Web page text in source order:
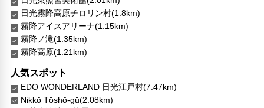
日光霧降高原チロリン村(1.8km)
霧降アイスアリーナ(1.15km)
霧降ノ滝(1.35km)
霧降高原(1.21km)
人気スポット
EDO WONDERLAND 日光江戸村(7.47km)
Nikkō Tōshō-gū(2.08km)